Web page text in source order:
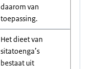
daarom van
toepassing.
Het dieet van
sitatoenga’s
bestaat uit